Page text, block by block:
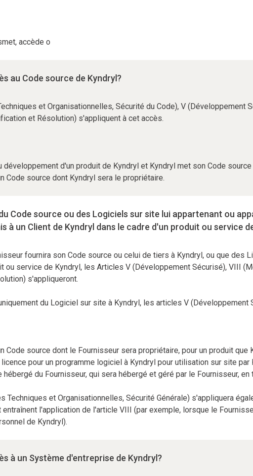
accède o
au Code source de Kyndryl?
et Organisationnelles, Sécurité du Code), V (Développement
et Résolution) s'appliquent à cet accès.
développement d'un produit de Kyndryl et Kyndryl met son Code
Code source dont Kyndryl sera le propriétaire.
Code source ou des Logiciels sur site lui appartenant ou
à un Client de Kyndryl dans le cadre d'un produit ou service
fournira son Code source ou celui de tiers à Kyndryl, ou que des
ou service de Kyndryl, les Articles V (Développement Sécurisé), VIII
s'appliqueront.
du Logiciel sur site à Kyndryl, les articles V
Code source dont le Fournisseur sera propriétaire, pour un produit que
pour un programme logiciel à Kyndryl pour utilisation sur site par
hébergé du Fournisseur, qui sera hébergé et géré par le Fournisseur,
Techniques et Organisationnelles, Sécurité Générale) s'appliquera
l'application de l'article VIII (par exemple, lorsque le
de Kyndryl).
à un Système d'entreprise de Kyndryl?